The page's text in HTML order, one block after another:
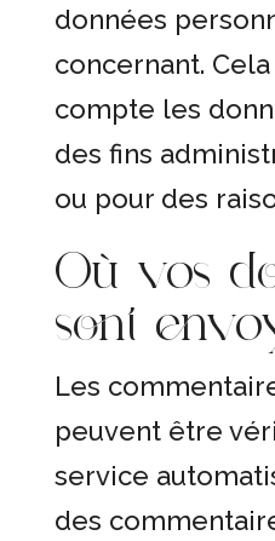
données
concernant.
compte les
des fins
ou pour des
Où vos
sont
Les
peuvent être
service
des